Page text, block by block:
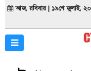
আজ, রবিবার | ১৯শে জুলাই,